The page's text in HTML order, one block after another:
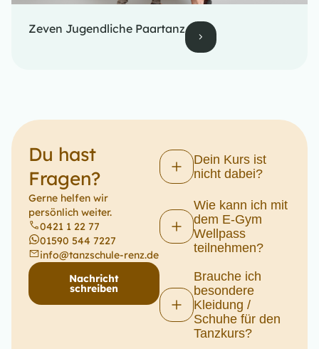
Zeven Jugendliche Paartanz
Du hast
Fragen?​
Gerne helfen wir
persönlich weiter.
0421 1 22 77
01590 544 7227
info@tanzschule-renz.de
Nachricht
schreiben
Dein Kurs ist
nicht dabei?
Wie kann ich mit
dem E-Gym
Wellpass
teilnehmen?
Brauche ich
besondere
Kleidung /
Schuhe für den
Tanzkurs?